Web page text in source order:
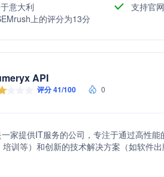
意大利
支持官网
上的评分为13分
API
评分 41/100 0
一家提供IT服务的公司，专注于通过高性
训等）和创新的技术解决方案（如软件